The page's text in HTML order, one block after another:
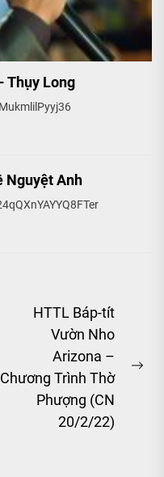
Thụy Long
Nguyệt Anh
HTTL Báp-tít
Vườn Nho
Arizona –
Chương Trình Thờ
Phượng (CN
20/2/22)